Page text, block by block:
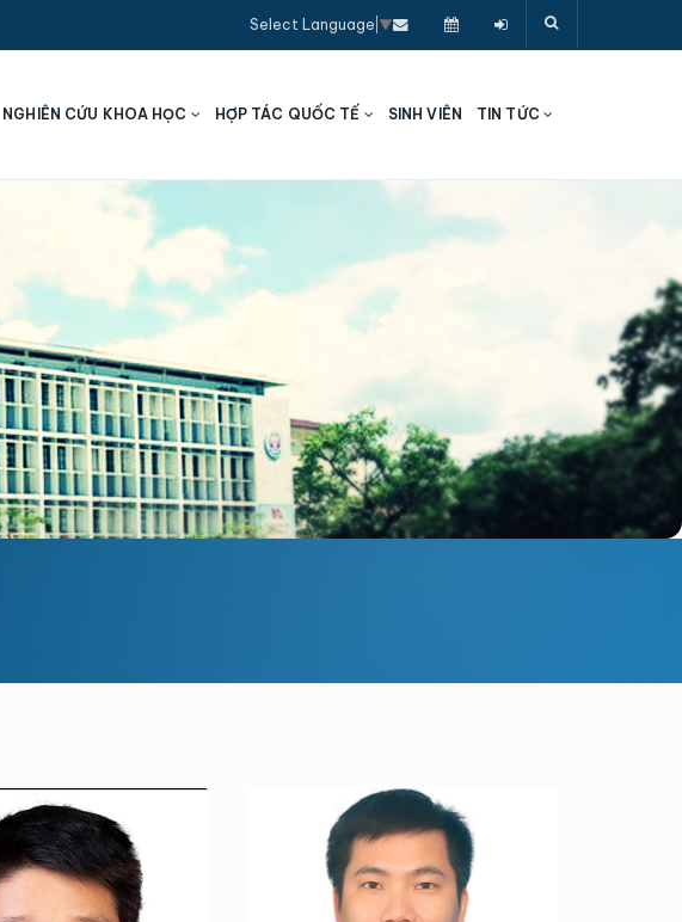
Select Language ▼
NGHIÊN CỨU KHOA HỌC HỢP TÁC QUỐC TẾ SINH VIÊN TIN TỨC